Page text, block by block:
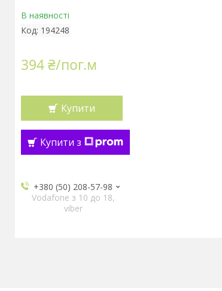
В наявності
Код: 194248
394 ₴/пог.м
Купити
Купити з
+380 (50) 208-57-98
Vodafone з 10 до 18,
viber